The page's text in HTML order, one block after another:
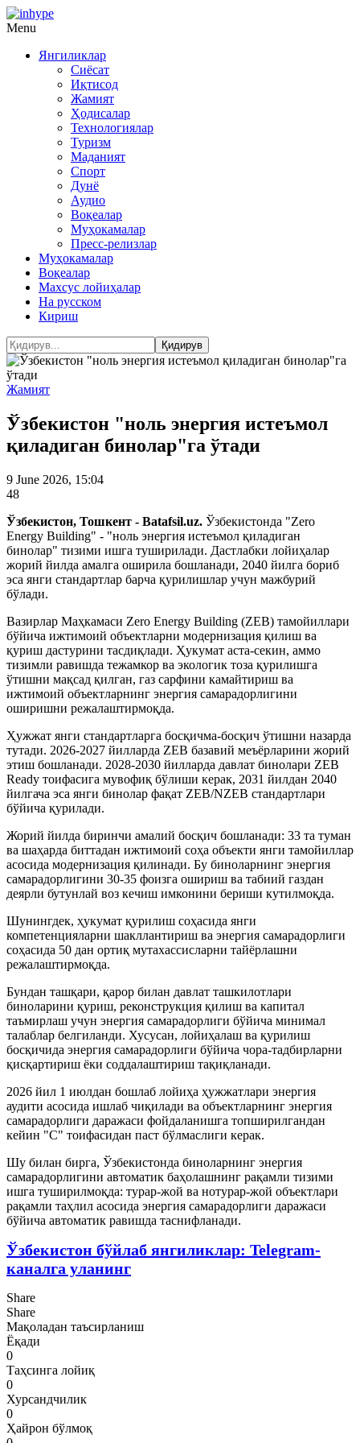
Menu
Янгиликлар
Сиёсат
Иқтисод
Жамият
Ҳодисалар
Технологиялар
Туризм
Маданият
Спорт
Дунё
Аудио
Воқеалар
Муҳокамалар
Пресс-релизлар
Муҳокамалар
Воқеалар
Махсус лойиҳалар
На русском
Кириш
Жамият
Ўзбекистон "ноль энергия истеъмол
қиладиган бинолар"га ўтади
9 June 2026, 15:04
48
Ўзбекистон, Тошкент - Batafsil.uz. Ўзбекистонда "Zero
Energy Building" - "ноль энергия истеъмол қиладиган
бинолар" тизими ишга туширилади. Дастлабки лойиҳалар
жорий йилда амалга оширила бошланади, 2040 йилга бориб
эса янги стандартлар барча қурилишлар учун мажбурий
бўлади.
Вазирлар Маҳкамаси Zero Energy Building (ZEB) тамойиллари
бўйича ижтимоий объектларни модернизация қилиш ва
қуриш дастурини тасдиқлади. Ҳукумат аста-секин, аммо
тизимли равишда тежамкор ва экологик тоза қурилишга
ўтишни мақсад қилган, газ сарфини камайтириш ва
ижтимоий объектларнинг энергия самарадорлигини
оширишни режалаштирмоқда.
Ҳужжат янги стандартларга босқичма-босқич ўтишни назарда
тутади. 2026-2027 йилларда ZEB базавий меъёрларини жорий
этиш бошланади. 2028-2030 йилларда давлат бинолари ZEB
Ready тоифасига мувофиқ бўлиши керак, 2031 йилдан 2040
йилгача эса янги бинолар фақат ZEB/NZEB стандартлари
бўйича қурилади.
Жорий йилда биринчи амалий босқич бошланади: 33 та туман
ва шаҳарда биттадан ижтимоий соҳа объекти янги тамойиллар
асосида модернизация қилинади. Бу биноларнинг энергия
самарадорлигини 30-35 фоизга ошириш ва табиий газдан
деярли бутунлай воз кечиш имконини бериши кутилмоқда.
Шунингдек, ҳукумат қурилиш соҳасида янги
компетенцияларни шакллантириш ва энергия самарадорлиги
соҳасида 50 дан ортиқ мутахассисларни тайёрлашни
режалаштирмоқда.
Бундан ташқари, қарор билан давлат ташкилотлари
биноларини қуриш, реконструкция қилиш ва капитал
таъмирлаш учун энергия самарадорлиги бўйича минимал
талаблар белгиланди. Хусусан, лойиҳалаш ва қурилиш
босқичида энергия самарадорлиги бўйича чора-тадбирларни
қисқартириш ёки соддалаштириш тақиқланади.
2026 йил 1 июлдан бошлаб лойиҳа ҳужжатлари энергия
аудити асосида ишлаб чиқилади ва объектларнинг энергия
самарадорлиги даражаси фойдаланишга топширилгандан
кейин "C" тоифасидан паст бўлмаслиги керак.
Шу билан бирга, Ўзбекистонда биноларнинг энергия
самарадорлигини автоматик баҳолашнинг рақамли тизими
ишга туширилмоқда: турар-жой ва нотурар-жой объектлари
рақамли таҳлил асосида энергия самарадорлиги даражаси
бўйича автоматик равишда таснифланади.
Ўзбекистон бўйлаб янгиликлар: Telegram-
каналга уланинг
Share
Share
Мақоладан таъсирланиш
Ёқади
0
Таҳсинга лойиқ
0
Хурсандчилик
0
Ҳайрон бўлмоқ